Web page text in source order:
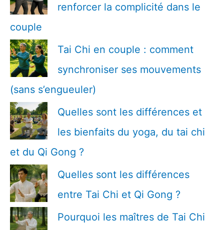
r
e
r
:
renforcer la complicité dans le
couple
Tai Chi en couple : comment
synchroniser ses mouvements
(sans s’engueuler)
Quelles sont les différences et
les bienfaits du yoga, du tai chi
et du Qi Gong ?
Quelles sont les différences
entre Tai Chi et Qi Gong ?
Pourquoi les maîtres de Tai Chi